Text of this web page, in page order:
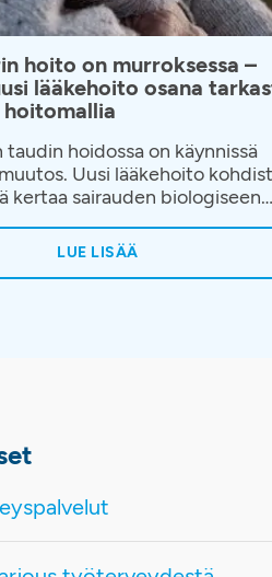
hoito on murroksessa –
lääkehoito osana
hoidossa on käynnissä
Uusi lääkehoito
kertaa sairauden biologiseen
rakennettua hoitopolkua,
LUE LISÄÄ